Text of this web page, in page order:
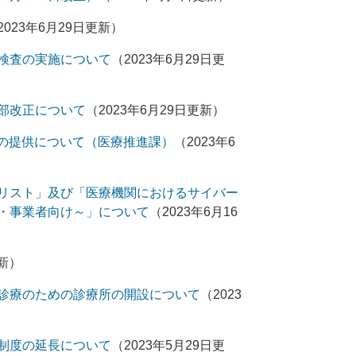
年6月29日更新）
査の実施について （2023年6月29日更
改正について （2023年6月29日更新）
供について（医療推進課） （2023年6
スト」及び「医療機関におけるサイバー
事業者向け～」について
（2023年6月16
）
療のための診療所の開設について （2023
度の延長について （2023年5月29日更